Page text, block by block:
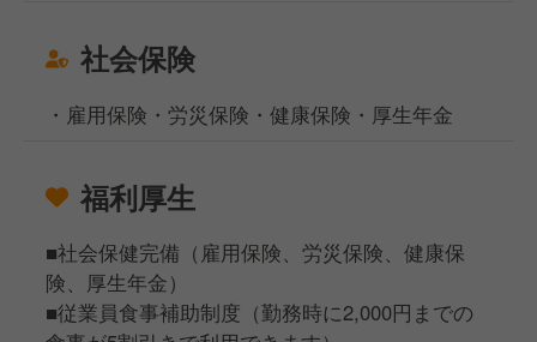
社会保険
・雇用保険・労災保険・健康保険・厚生年金
福利厚生
■社会保健完備（雇用保険、労災保険、健康保
険、厚生年金）
■従業員食事補助制度（勤務時に2,000円までの